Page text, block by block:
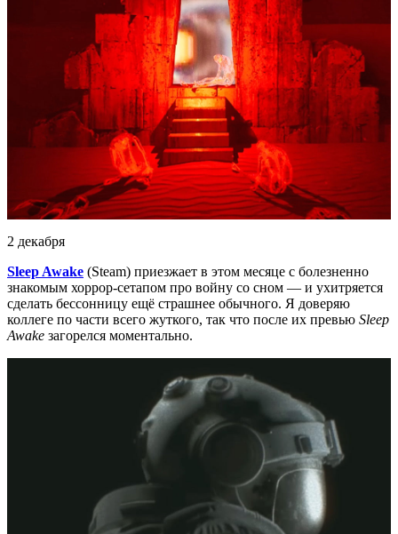
2 декабря
Sleep Awake (Steam) приезжает в этом месяце с болезненно
знакомым хоррор-сетапом про войну со сном — и ухитряется
сделать бессонницу ещё страшнее обычного. Я доверяю
коллеге по части всего жуткого, так что после их превью Sleep
Awake загорелся моментально.